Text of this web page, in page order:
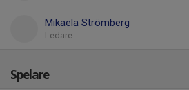
Mikaela Strömberg
Ledare
Spelare